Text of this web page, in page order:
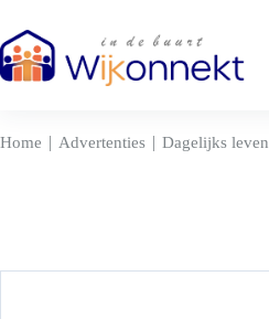
naar
de
inhoud
Home | Advertenties | Dagelijks leven